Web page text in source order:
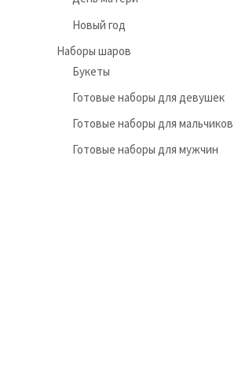
Новый год
Наборы шаров
Букеты
Готовые наборы для девушек
Готовые наборы для мальчиков
Готовые наборы для мужчин